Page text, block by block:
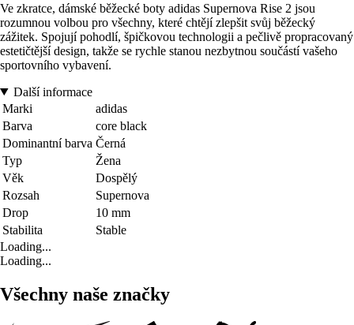
Ve zkratce, dámské běžecké boty adidas Supernova Rise 2 jsou
rozumnou volbou pro všechny, které chtějí zlepšit svůj běžecký
zážitek. Spojují pohodlí, špičkovou technologii a pečlivě propracovaný
estetičtější design, takže se rychle stanou nezbytnou součástí vašeho
sportovního vybavení.
Další informace
Marki
adidas
Barva
core black
Dominantní barva Černá
Typ
Žena
Věk
Dospělý
Rozsah
Supernova
Drop
10 mm
Stabilita
Stable
Loading...
Loading...
Všechny naše značky